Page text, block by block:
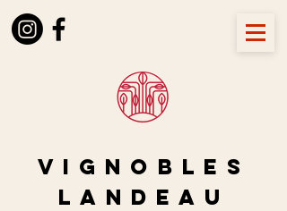
Vignobles
LANDEAU